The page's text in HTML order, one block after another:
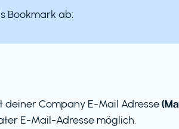
Bookmark ab:
Company E-Mail Adresse
E-Mail-Adresse möglich.